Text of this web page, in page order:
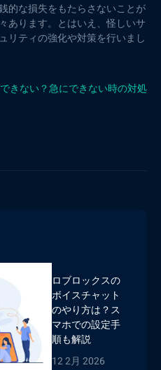
的な損失をもたらさないことが
あります。とはいえ、怪しいサ
リティの強化や対策を行いまし
きない？急にできない時の対処
ロブロックスの
ボイスチャット
のやり方は？ス
マホでの設定手
順も解説
12 2月 2026